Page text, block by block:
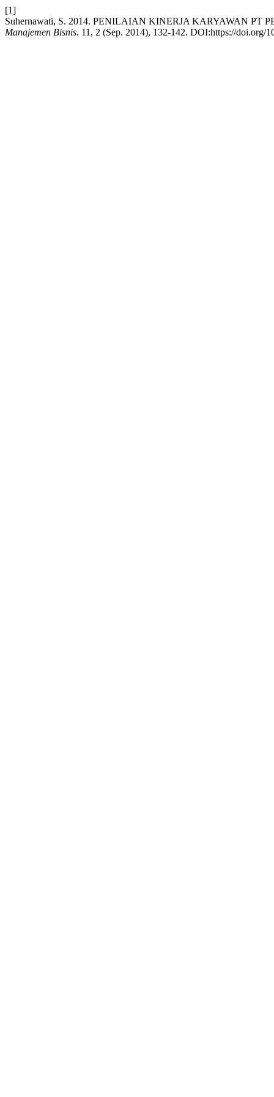
[1]
Suhernawati, S. 2014. PENILAIAN KINERJA KARYAWAN
Manajemen Bisnis. 11, 2 (Sep. 2014), 132-142. DOI:https://doi.org/